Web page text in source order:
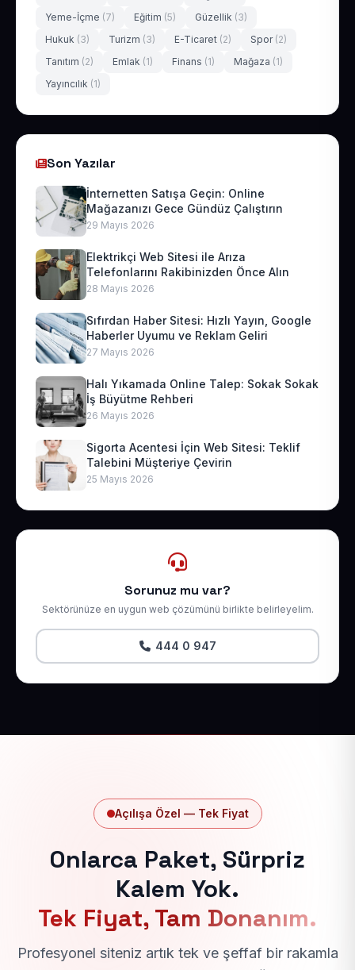
Yeme-İçme (7) Eğitim (5) Güzellik (3)
Hukuk (3) Turizm (3) E-Ticaret (2) Spor (2)
Tanıtım (2) Emlak (1) Finans (1) Mağaza (1)
Yayıncılık (1)
Son Yazılar
İnternetten Satışa Geçin: Online
Mağazanızı Gece Gündüz Çalıştırın
29 Mayıs 2026
Elektrikçi Web Sitesi ile Arıza
Telefonlarını Rakibinizden Önce Alın
28 Mayıs 2026
Sıfırdan Haber Sitesi: Hızlı Yayın, Google
Haberler Uyumu ve Reklam Geliri
27 Mayıs 2026
Halı Yıkamada Online Talep: Sokak Sokak
İş Büyütme Rehberi
26 Mayıs 2026
Sigorta Acentesi İçin Web Sitesi: Teklif
Talebini Müşteriye Çevirin
25 Mayıs 2026
Sorunuz mu var?
Sektörünüze en uygun web çözümünü birlikte belirleyelim.
444 0 947
Açılışa Özel — Tek Fiyat
Onlarca Paket, Sürpriz
Kalem Yok.
Tek Fiyat, Tam Donanım.
Profesyonel siteniz artık tek ve şeffaf bir rakamla